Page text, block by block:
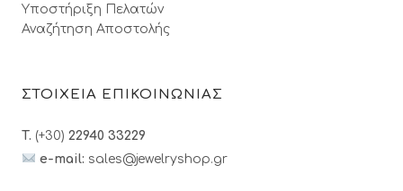
Υποστήριξη Πελατών
Αναζήτηση Αποστολής
ΣΤΟΙΧΕΙΑ ΕΠΙΚΟΙΝΩΝΙΑΣ
T. (+30) 22940 33229
e-mail: sales@jewelryshop.gr